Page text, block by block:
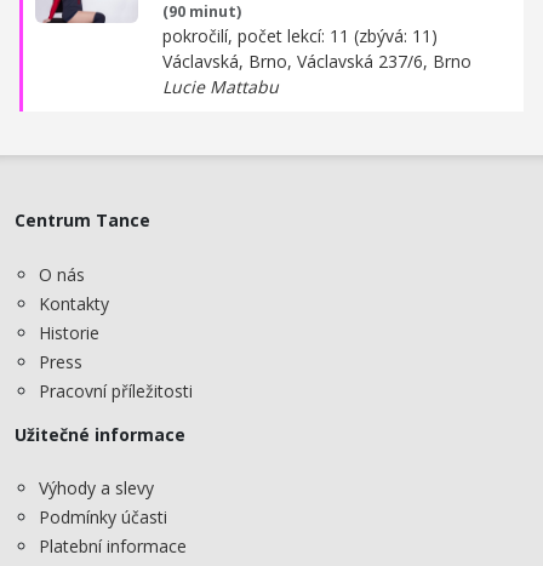
(90 minut)
pokročilí, počet lekcí: 11 (zbývá: 11)
Václavská, Brno, Václavská 237/6, Brno
Lucie Mattabu
Centrum Tance
O nás
Kontakty
Historie
Press
Pracovní příležitosti
Užitečné informace
Výhody a slevy
Podmínky účasti
Platební informace